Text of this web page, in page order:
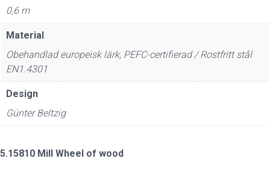
0,6 m
Material
Obehandlad europeisk lärk, PEFC-certifierad / Rostfritt stål
EN1.4301
Design
Günter Beltzig
5.15810 Mill Wheel of wood